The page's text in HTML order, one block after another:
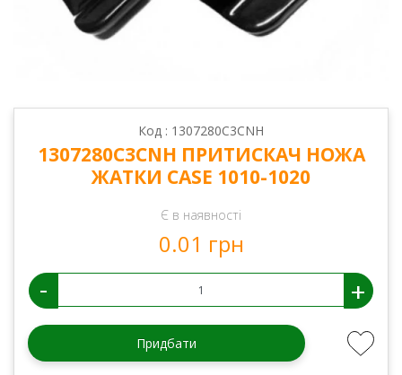
Код : 1307280C3CNH
1307280C3CNH ПРИТИСКАЧ НОЖА
ЖАТКИ CASE 1010-1020
Є в наявності
0.01 грн
- +
Придбати